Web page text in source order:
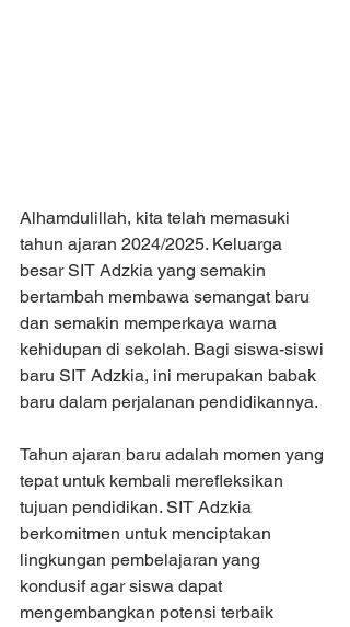
Alhamdulillah, kita telah memasuki
tahun ajaran 2024/2025. Keluarga
besar SIT Adzkia yang semakin
bertambah membawa semangat baru
dan semakin memperkaya warna
kehidupan di sekolah. Bagi siswa-siswi
baru SIT Adzkia, ini merupakan babak
baru dalam perjalanan pendidikannya.
Tahun ajaran baru adalah momen yang
tepat untuk kembali merefleksikan
tujuan pendidikan. SIT Adzkia
berkomitmen untuk menciptakan
lingkungan pembelajaran yang
kondusif agar siswa dapat
mengembangkan potensi terbaik